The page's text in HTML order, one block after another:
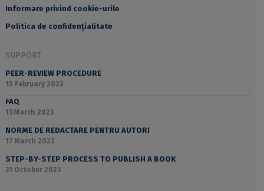
Informare privind cookie-urile
Politica de confidențialitate
SUPPORT
PEER-REVIEW PROCEDURE
15 February 2023
FAQ
13 March 2023
NORME DE REDACTARE PENTRU AUTORI
17 March 2023
STEP-BY-STEP PROCESS TO PUBLISH A BOOK
31 October 2023